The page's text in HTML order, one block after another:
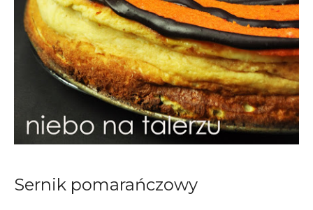
Sernik pomarańczowy